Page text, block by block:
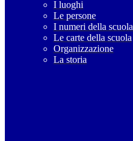
I luoghi
Le persone
I numeri della scuola
Le carte della scuola
Organizzazione
La storia